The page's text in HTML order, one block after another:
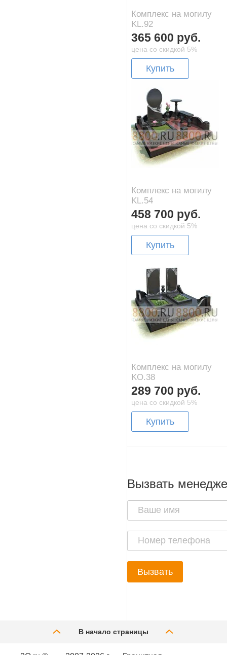
Комплекс на могилу
KL.92
365 600 руб.
цена со скидкой 5%
Купить
Комплекс на могилу
KL.54
458 700 руб.
цена со скидкой 5%
Купить
Комплекс на могилу
KO.38
289 700 руб.
цена со скидкой 5%
Купить
Вызвать
Вызвать
В начало страницы